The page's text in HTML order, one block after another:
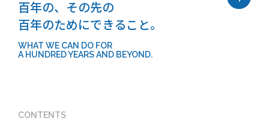
百年の、その先の
百年のためにできること。
WHAT WE CAN DO FOR
A HUNDRED YEARS AND BEYOND.
CONTENTS